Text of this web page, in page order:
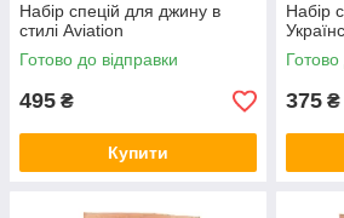
Набір спецій для джину в
стилі Aviation
Готово до відправки
495 ₴
Купити
Набір
Готово
375 ₴